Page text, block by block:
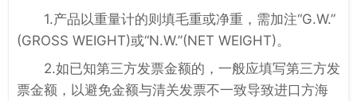
1.产品以重量计的则填毛重或净重，需加注“G.W.”
(GROSS WEIGHT)或“N.W.”(NET WEIGHT)。
2.如已知第三方发票金额的，一般应填写第三方发
票金额，以避免金额与清关发票不一致导致进口方海